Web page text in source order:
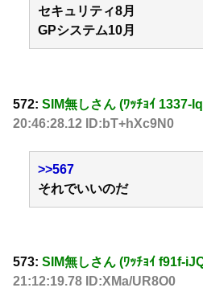
セキュリティ8月
GPシステム10月
572: SIM無しさん (ﾜｯﾁｮｲ 1337-
20:46:28.12 ID:bT+hXc9N0
>>567
それでいいのだ
573: SIM無しさん (ﾜｯﾁｮｲ f91f-
21:12:19.78 ID:XMa/UR8O0